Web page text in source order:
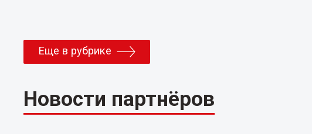
Еще в рубрике
Новости партнёров